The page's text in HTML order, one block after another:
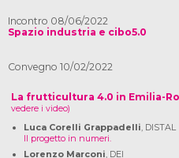
Incontro 08/06/2022
Spazio industria e cibo5.0
Convegno 10/02/2022
La frutticultura 4.0 in Emilia-
vedere i video)
Luca Corelli Grappadelli, DISTAL
Il progetto in numeri.
Lorenzo Marconi, DEI